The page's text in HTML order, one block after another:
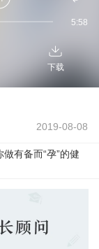
5:58
下载
2019-08-08
有备而“孕”的健